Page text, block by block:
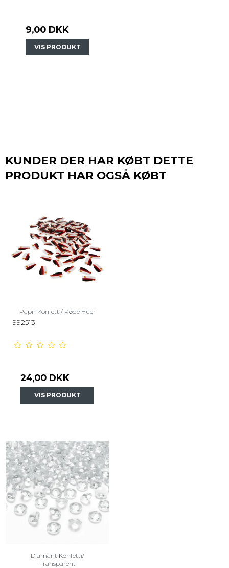
9,00 DKK
VIS PRODUKT
KUNDER DER HAR KØBT DETTE
PRODUKT HAR OGSÅ KØBT
Papir Konfetti/ Røde Huer
992513
24,00 DKK
VIS PRODUKT
Diamant Konfetti/
Transparent